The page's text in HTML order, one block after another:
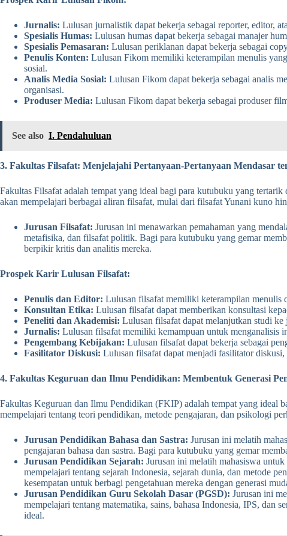
Jurnalis: Lulusan jurnalistik dapat bekerja sebagai reporter, editor,
Spesialis Humas: Lulusan humas dapat bekerja sebagai manajer
Spesialis Pemasaran: Lulusan periklanan dapat bekerja sebagai
Penulis Konten: Lulusan Fikom memiliki keterampilan menulis
sosial.
Analis Media Sosial: Lulusan Fikom dapat bekerja sebagai analis
organisasi.
Produser Media: Lulusan Fikom dapat bekerja sebagai produser
See also I. Pendahuluan
3. Fakultas Filsafat: Menjelajahi Pertanyaan-Pertanyaan Mendasar
Fakultas Filsafat adalah tempat yang ideal bagi para kutubuku yang
akan mempelajari berbagai aliran filsafat, mulai dari filsafat Yunani kuno
Jurusan Filsafat: Jurusan ini menawarkan pemahaman yang
metafisika, dan filsafat politik. Bagi para kutubuku yang gemar
berpikir kritis dan analitis mereka.
Prospek Karir Lulusan Filsafat:
Penulis dan Editor: Lulusan filsafat memiliki keterampilan menulis
Konsultan Etika: Lulusan filsafat dapat memberikan konsultasi
Peneliti dan Akademisi: Lulusan filsafat dapat melanjutkan studi
Jurnalis: Lulusan filsafat memiliki kemampuan untuk menganalisis
Pengembang Kebijakan: Lulusan filsafat dapat bekerja sebagai
Fasilitator Diskusi: Lulusan filsafat dapat menjadi fasilitator
4. Fakultas Keguruan dan Ilmu Pendidikan: Membentuk Generasi
Fakultas Keguruan dan Ilmu Pendidikan (FKIP) adalah tempat yang ideal
mempelajari tentang teori pendidikan, metode pengajaran, dan psikologi
Jurusan Pendidikan Bahasa dan Sastra: Jurusan ini melatih
pengajaran bahasa dan sastra. Bagi para kutubuku yang gemar
Jurusan Pendidikan Sejarah: Jurusan ini melatih mahasiswa
mempelajari tentang sejarah Indonesia, sejarah dunia, dan metode
kesempatan untuk berbagi pengetahuan mereka dengan generasi
Jurusan Pendidikan Guru Sekolah Dasar (PGSD): Jurusan ini
mempelajari tentang matematika, sains, bahasa Indonesia, IPS,
ideal.